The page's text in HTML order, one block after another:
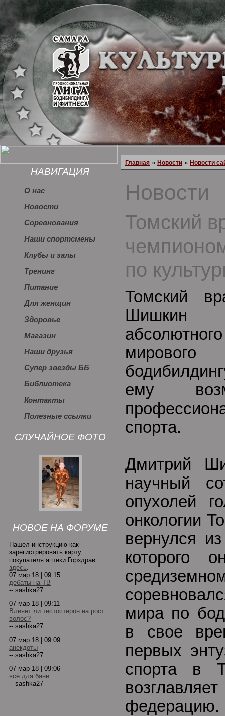
НАВИГАЦИЯ
О нас
Новости
Соревнования
Наши спортсмены
Клубы и залы
Тренинг
Питание
Для женщин
Здоровье
Магазин
Наши друзья
Супер звезды ББ
Библиотека
Контакты
Полезные ссылки
СЛУЧАЙНОЕ ФОТО
НОВОЕ НА ФОРУМЕ
Нашел инструкцию как
зарегистрировать карту
покупателя аптеки Горздрав
здесь.
07 мар 18 | 09:15
дебаты на ТВ
-- sashka27
07 мар 18 | 09:11
Влияет ли тестостерон на рост
волос?
-- sashka27
07 мар 18 | 09:09
анекдоты
-- sashka27
07 мар 18 | 09:06
всё для бани
-- sashka27
Главная » Новости » Новости
Новости
Томский
по
Томский
Шишкин
ему
спорта.
Дмитрий
научный
опухолей
онкологии
вернулся
которого
мира по
в свое
первых
спорта в
федерацию.